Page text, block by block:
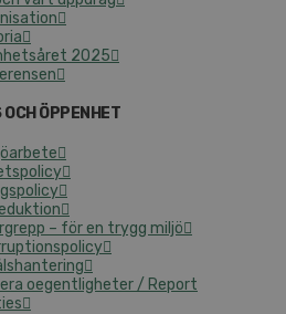
2025
ÖPPENHET
– för en trygg miljö
oegentligheter / Report